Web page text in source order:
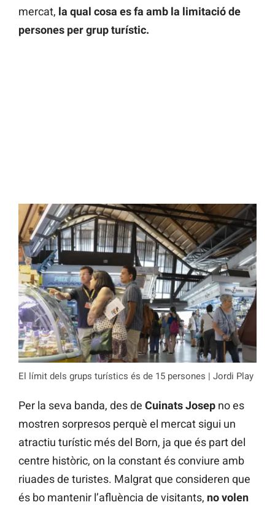
mercat, la qual cosa es fa amb la limitació de
persones per grup turístic.
El límit dels grups turístics és de 15 persones | Jordi Play
Per la seva banda, des de Cuinats Josep no es
mostren sorpresos perquè el mercat sigui un
atractiu turístic més del Born, ja que és part del
centre històric, on la constant és conviure amb
riuades de turistes. Malgrat que consideren que
és bo mantenir l’afluència de visitants, no volen